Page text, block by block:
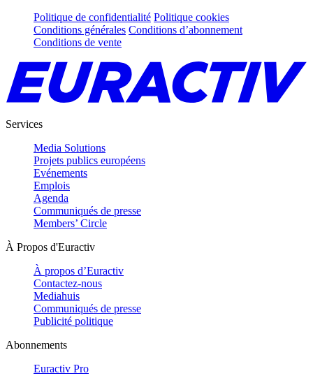
Politique de confidentialité Politique cookies
Conditions générales Conditions d’abonnement
Conditions de vente
Services
Media Solutions
Projets publics européens
Evénements
Emplois
Agenda
Communiqués de presse
Members’ Circle
À Propos d'Euractiv
À propos d’Euractiv
Contactez-nous
Mediahuis
Communiqués de presse
Publicité politique
Abonnements
Euractiv Pro